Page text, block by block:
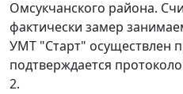
Омсукчанского района.
фактически замер
УМТ "Старт" осуществлен
подтверждается
2.